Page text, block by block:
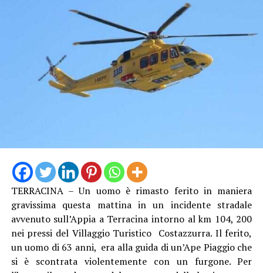
carenza di personale che unita a un parco mezzi che non
è più efficiente ed efficace come dovrebbe essere, non
potrà garantire, secondo noi, per questa estate, un
servizio eccellente. E siamo anche preoccupati per
l’inizio della stagione scolastica, quando andrà garantito
agli studenti il diritto alla mobilità che è sacrosanto”.
Audio
Player
00:00 00:00
TERRACINA – Un uomo è rimasto ferito in maniera
gravissima questa mattina in un incidente stradale
avvenuto sull’Appia a Terracina intorno al km 104, 200
nei pressi del Villaggio Turistico Costazzurra. Il ferito,
un uomo di 63 anni, era alla guida di un’Ape Piaggio che
si è scontrata violentemente con un furgone. Per